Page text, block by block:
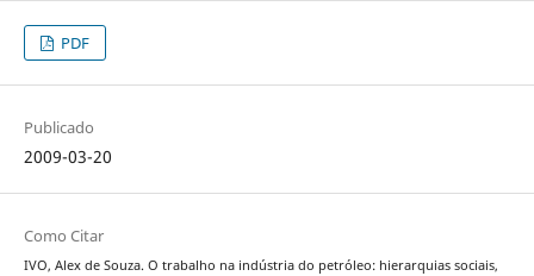
PDF
Publicado
2009-03-20
Como Citar
IVO, Alex de Souza. O trabalho na indústria do petróleo: hierarquias sociais,